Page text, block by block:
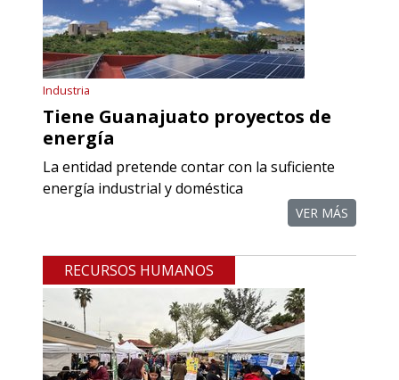
Aplicar al Requerimiento
Empresa en Querétaro
Requiere:
REFACCIONES PARA
MAQUINARIA INDUSTRIAL
Especificaciones:
Requisitos: Otorgar condiciones de
grupo, contar con instalaciones
cercanas a la región y otorgar
referencias comerciales.
Aplicar al Requerimiento
Industria
Tiene Guanajuato proyectos de
energía
La entidad pretende contar con la suficiente
energía industrial y doméstica
VER MÁS
RECURSOS HUMANOS